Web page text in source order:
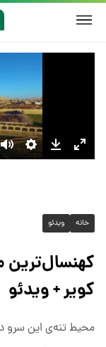
خانه ویدئو
کهنسال‌ترین
کویر + ویدئو